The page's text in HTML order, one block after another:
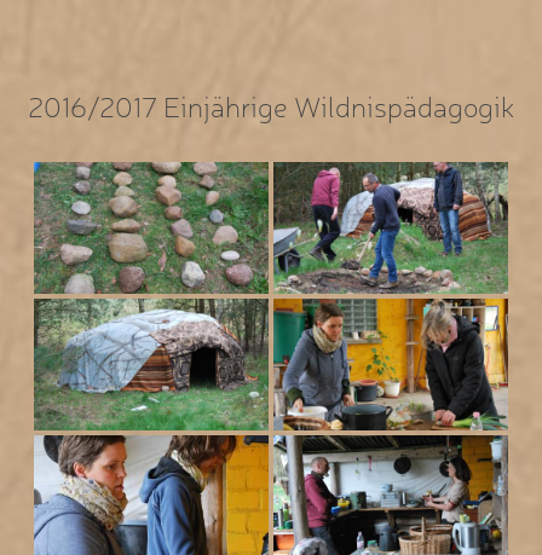
2016/2017 Einjährige Wildnispädagogik